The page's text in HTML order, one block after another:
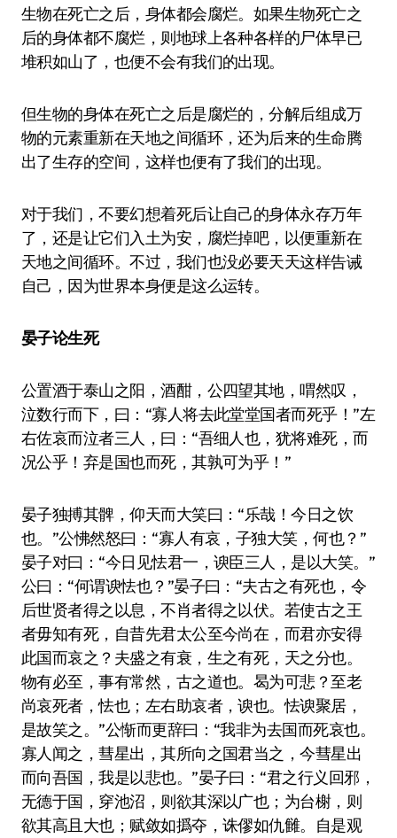
生物在死亡之后，身体都会腐烂。如果生物死亡之
后的身体都不腐烂，则地球上各种各样的尸体早已
堆积如山了，也便不会有我们的出现。
但生物的身体在死亡之后是腐烂的，分解后组成万
物的元素重新在天地之间循环，还为后来的生命腾
出了生存的空间，这样也便有了我们的出现。
对于我们，不要幻想着死后让自己的身体永存万年
了，还是让它们入土为安，腐烂掉吧，以便重新在
天地之间循环。不过，我们也没必要天天这样告诫
自己，因为世界本身便是这么运转。
晏子论生死
公置酒于泰山之阳，酒酣，公四望其地，喟然叹，
泣数行而下，曰：“寡人将去此堂堂国者而死乎！”左
右佐哀而泣者三人，曰：“吾细人也，犹将难死，而
况公乎！弃是国也而死，其孰可为乎！”
晏子独搏其髀，仰天而大笑曰：“乐哉！今日之饮
也。”公怫然怒曰：“寡人有哀，子独大笑，何也？”
晏子对曰：“今日见怯君一，谀臣三人，是以大笑。”
公曰：“何谓谀怯也？”晏子曰：“夫古之有死也，令
后世贤者得之以息，不肖者得之以伏。若使古之王
者毋知有死，自昔先君太公至今尚在，而君亦安得
此国而哀之？夫盛之有衰，生之有死，天之分也。
物有必至，事有常然，古之道也。曷为可悲？至老
尚哀死者，怯也；左右助哀者，谀也。怯谀聚居，
是故笑之。”公惭而更辞曰：“我非为去国而死哀也。
寡人闻之，彗星出，其所向之国君当之，今彗星出
而向吾国，我是以悲也。”晏子曰：“君之行义回邪，
无德于国，穿池沼，则欲其深以广也；为台榭，则
欲其高且大也；赋敛如撝夺，诛僇如仇雠。自是观